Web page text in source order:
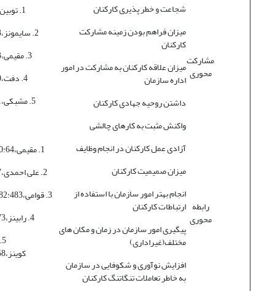
مشارکت
محوری
شجاعت و خطر پذیری کارکنان
میزان فراهم بودن زمینه مشارکت
کارکنان
میزان علاقه کارکنان به مشارکت در امور
اداره سازمان
داشتن روحیه جهادی کارکنان
واکنش مثبت به کارهای چالشی
1. توبین،1382:4
2. سایمونز،1385:23
3. مقیمی،1380:93
4. دفت،1374:10
5. مشبکی،1377:11
رابطه
محوری
آزادی عمل کارکنان در انجام وظایف
میزان صمیمیت کارکنان
انجام بهتر امور سازمان با استفاده از
ارتباطات کارکنان
پیگیری امور سازمان در زمان و مکان های
مختلف(غیراداری)
افزایش نوآوری و شکوفایی در سازمان
به خاطر تعاملات تنگاتنگ کارکنان
1. مقیمی،1380:64-65
2. علی احمدی،1383:47
3. قوامی،1382:483-484
4. رابینز،1374:773
کوینز،1384:358